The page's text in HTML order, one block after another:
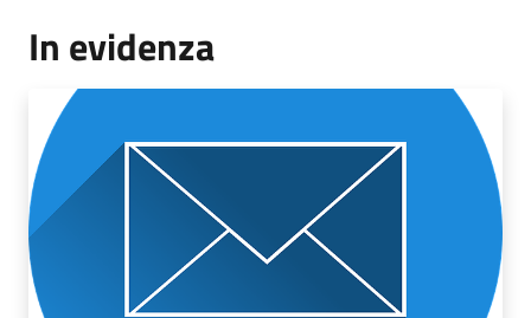
In evidenza